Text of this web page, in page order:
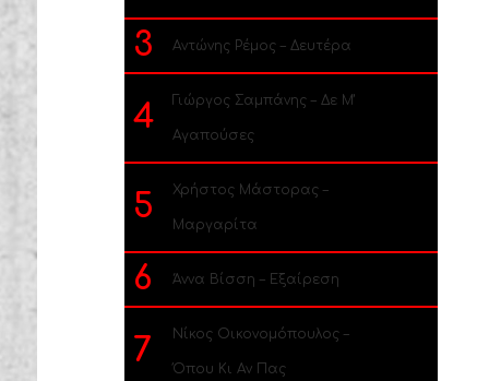
3 Αντώνης Ρέμος – Δευτέρα
4 Γιώργος Σαμπάνης – Δε Μ’
Αγαπούσες
5 Χρήστος Μάστορας –
Μαργαρίτα
6 Άννα Βίσση – Εξαίρεση
7 Νίκος Οικονομόπουλος –
Όπου Κι Αν Πας